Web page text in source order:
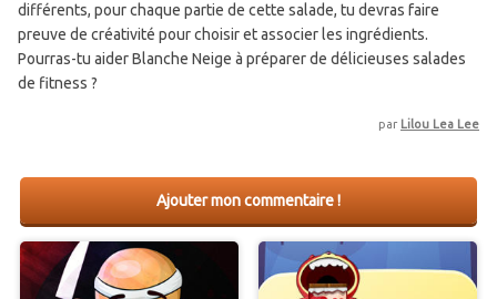
différents, pour chaque partie de cette salade, tu devras faire
preuve de créativité pour choisir et associer les ingrédients.
Pourras-tu aider Blanche Neige à préparer de délicieuses salades
de fitness ?
par Lilou Lea Lee
Ajouter mon commentaire !